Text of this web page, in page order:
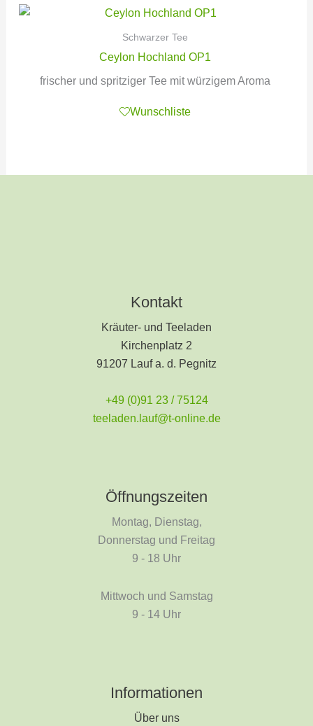
Schwarzer Tee
Ceylon Hochland OP1
frischer und spritziger Tee mit würzigem Aroma
Wunschliste
Kontakt
Kräuter- und Teeladen
Kirchenplatz 2
91207 Lauf a. d. Pegnitz
+49 (0)91 23 / 75124
teeladen.lauf@t-online.de
Öffnungszeiten
Montag, Dienstag,
Donnerstag und Freitag
9 - 18 Uhr
Mittwoch und Samstag
9 - 14 Uhr
Informationen
Über uns